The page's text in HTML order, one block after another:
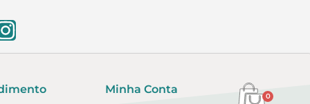
Minha Conta
0